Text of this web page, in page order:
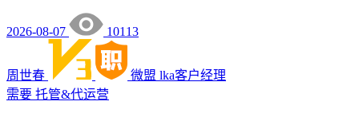
2026-08-07 10113
周世春 微盟 lka客户经理
需要 托管&代运营